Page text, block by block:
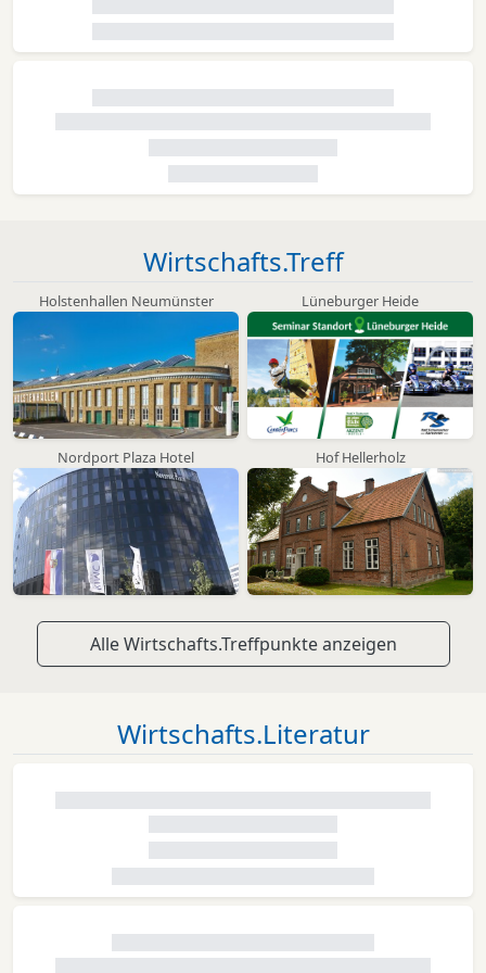
Wirtschafts.Treff
Holstenhallen Neumünster Lüneburger Heide
Nordport Plaza Hotel Hof Hellerholz
Alle Wirtschafts.Treffpunkte anzeigen
Wirtschafts.Literatur